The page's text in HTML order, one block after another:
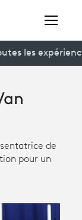
les
de
pour un